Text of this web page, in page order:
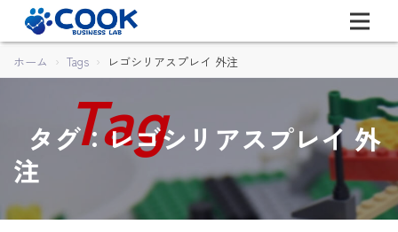
ホーム Tags レゴシリアスプレイ 外注
タグ：レゴシリアスプレイ 外
注